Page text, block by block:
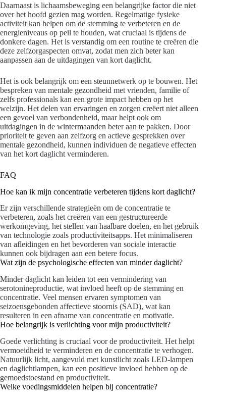
Daarnaast is lichaamsbeweging een belangrijke factor die niet
over het hoofd gezien mag worden. Regelmatige fysieke
activiteit kan helpen om de stemming te verbeteren en de
energieniveaus op peil te houden, wat cruciaal is tijdens de
donkere dagen. Het is verstandig om een routine te creëren die
deze zelfzorgaspecten omvat, zodat men zich beter kan
aanpassen aan de uitdagingen van kort daglicht.
Het is ook belangrijk om een steunnetwerk op te bouwen. Het
bespreken van mentale gezondheid met vrienden, familie of
zelfs professionals kan een grote impact hebben op het
welzijn. Het delen van ervaringen en zorgen creëert niet alleen
een gevoel van verbondenheid, maar helpt ook om
uitdagingen in de wintermaanden beter aan te pakken. Door
prioriteit te geven aan zelfzorg en actieve gesprekken over
mentale gezondheid, kunnen individuen de negatieve effecten
van het kort daglicht verminderen.
FAQ
Hoe kan ik mijn concentratie verbeteren tijdens kort daglicht?
Er zijn verschillende strategieën om de concentratie te
verbeteren, zoals het creëren van een gestructureerde
werkomgeving, het stellen van haalbare doelen, en het gebruik
van technologie zoals productiviteitsapps. Het minimaliseren
van afleidingen en het bevorderen van sociale interactie
kunnen ook bijdragen aan een betere focus.
Wat zijn de psychologische effecten van minder daglicht?
Minder daglicht kan leiden tot een vermindering van
serotonineproductie, wat invloed heeft op de stemming en
concentratie. Veel mensen ervaren symptomen van
seizoensgebonden affectieve stoornis (SAD), wat kan
resulteren in een afname van concentratie en motivatie.
Hoe belangrijk is verlichting voor mijn productiviteit?
Goede verlichting is cruciaal voor de productiviteit. Het helpt
vermoeidheid te verminderen en de concentratie te verhogen.
Natuurlijk licht, aangevuld met kunstlicht zoals LED-lampen
en daglichtlampen, kan een positieve invloed hebben op de
gemoedstoestand en productiviteit.
Welke voedingsmiddelen helpen bij concentratie?